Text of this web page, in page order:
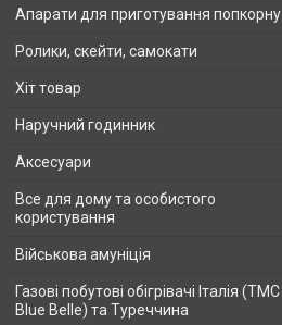
Апарати для приготування попкорну
Ролики, скейти, самокати
Хіт товар
Наручний годинник
Аксесуари
Все для дому та особистого
користування
Військова амуніція
Газові побутові обігрівачі Італія (ТМС
Blue Belle) та Туреччина